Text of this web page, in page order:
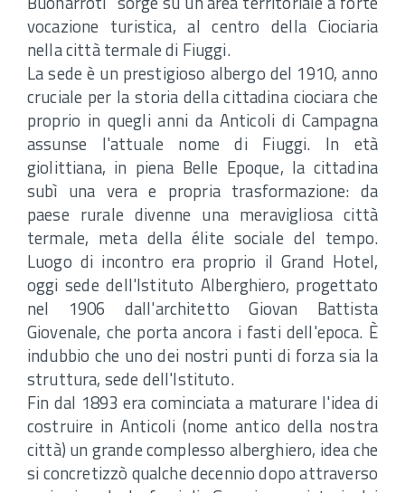
vocazione turistica, al centro della Ciociaria
nella città termale di Fiuggi.
La sede è un prestigioso albergo del 1910, anno
cruciale per la storia della cittadina ciociara che
proprio in quegli anni da Anticoli di Campagna
assunse l'attuale nome di Fiuggi. In età
giolittiana, in piena Belle Epoque, la cittadina
subì una vera e propria trasformazione: da
paese rurale divenne una meravigliosa città
termale, meta della élite sociale del tempo.
Luogo di incontro era proprio il Grand Hotel,
oggi sede dell'Istituto Alberghiero, progettato
nel 1906 dall'architetto Giovan Battista
Giovenale, che porta ancora i fasti dell'epoca. È
indubbio che uno dei nostri punti di forza sia la
struttura, sede dell'Istituto.
Fin dal 1893 era cominciata a maturare l'idea di
costruire in Anticoli (nome antico della nostra
città) un grande complesso alberghiero, idea che
si concretizzò qualche decennio dopo attraverso